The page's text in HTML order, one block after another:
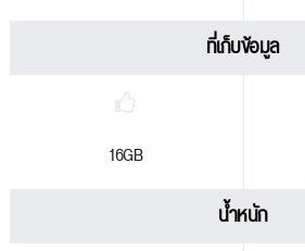
ที่เก็บข้อมูล
16GB
น้ำหนัก